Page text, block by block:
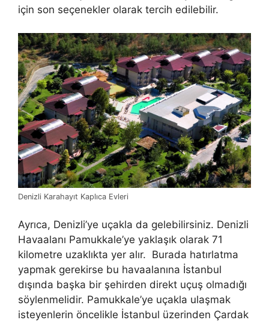
için son seçenekler olarak tercih edilebilir.
Denizli Karahayıt Kaplıca Evleri
Ayrıca, Denizli’ye uçakla da gelebilirsiniz. Denizli
Havaalanı Pamukkale’ye yaklaşık olarak 71
kilometre uzaklıkta yer alır. Burada hatırlatma
yapmak gerekirse bu havaalanına İstanbul
dışında başka bir şehirden direkt uçuş olmadığı
söylenmelidir. Pamukkale’ye uçakla ulaşmak
isteyenlerin öncelikle İstanbul üzerinden Çardak